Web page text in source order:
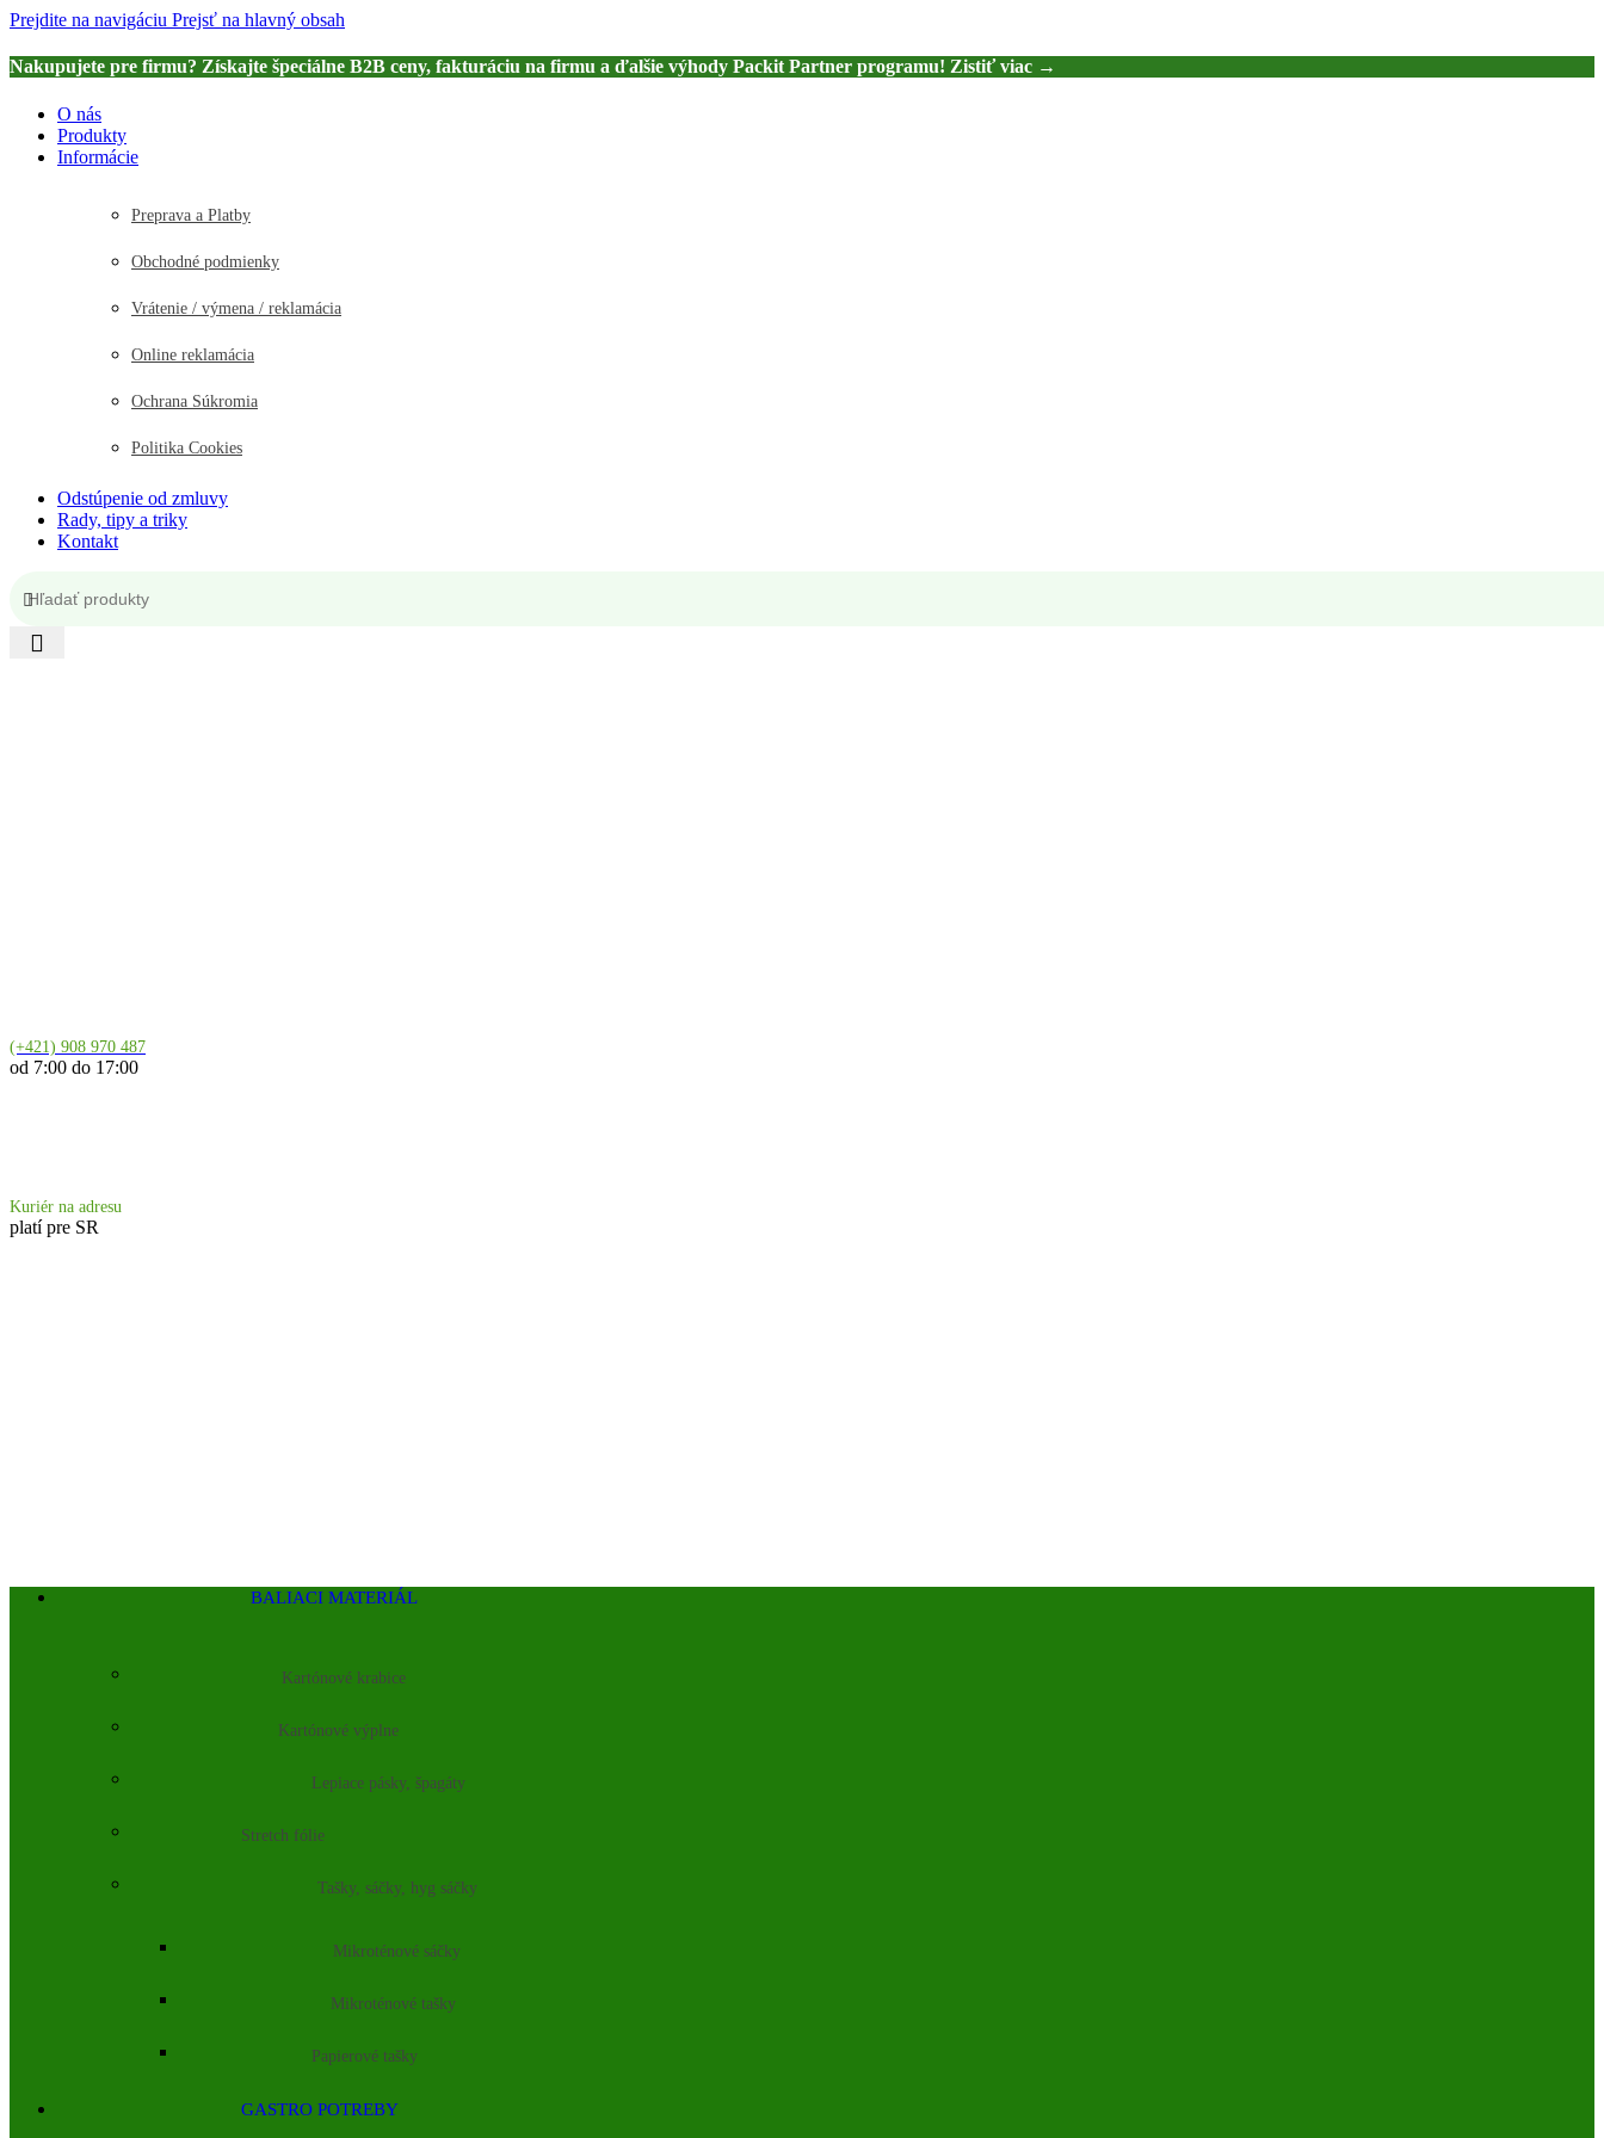
Prejdite na navigáciu Prejsť na hlavný obsah
Nakupujete pre firmu? Získajte špeciálne B2B ceny, fakturáciu na firmu a ďalšie výhody Packit Partner programu! Zistiť viac →
O nás
Produkty
Informácie
Preprava a Platby
Obchodné podmienky
Vrátenie / výmena / reklamácia
Online reklamácia
Ochrana Súkromia
Politika Cookies
Odstúpenie od zmluvy
Rady, tipy a triky
Kontakt
(+421) 908 970 487
od 7:00 do 17:00
Kuriér na adresu
platí pre SR
BALIACI MATERIÁL
Kartónové krabice
Kartónové výplne
Lepiace pásky, špagáty
Stretch fólie
Tašky, sáčky, hyg sáčky
Mikroténové sáčky
Mikroténové tašky
Papierové tašky
GASTRO POTREBY